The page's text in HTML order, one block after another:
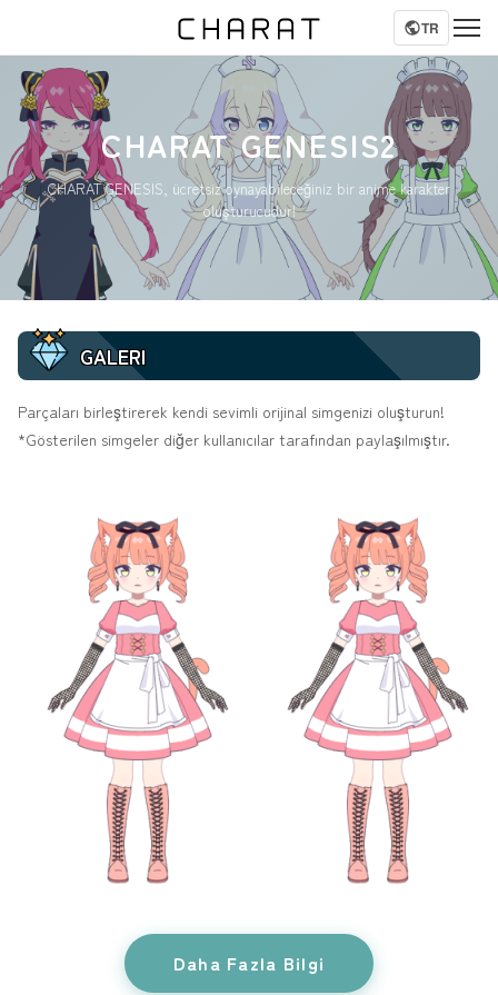
TR
CHARAT GENESIS2
CHARAT GENESIS, ücretsiz oynayabileceğiniz bir anime karakter
oluşturucudur!
GALERI
Parçaları birleştirerek kendi sevimli orijinal simgenizi oluşturun!
*Gösterilen simgeler diğer kullanıcılar tarafından paylaşılmıştır.
Daha Fazla Bilgi